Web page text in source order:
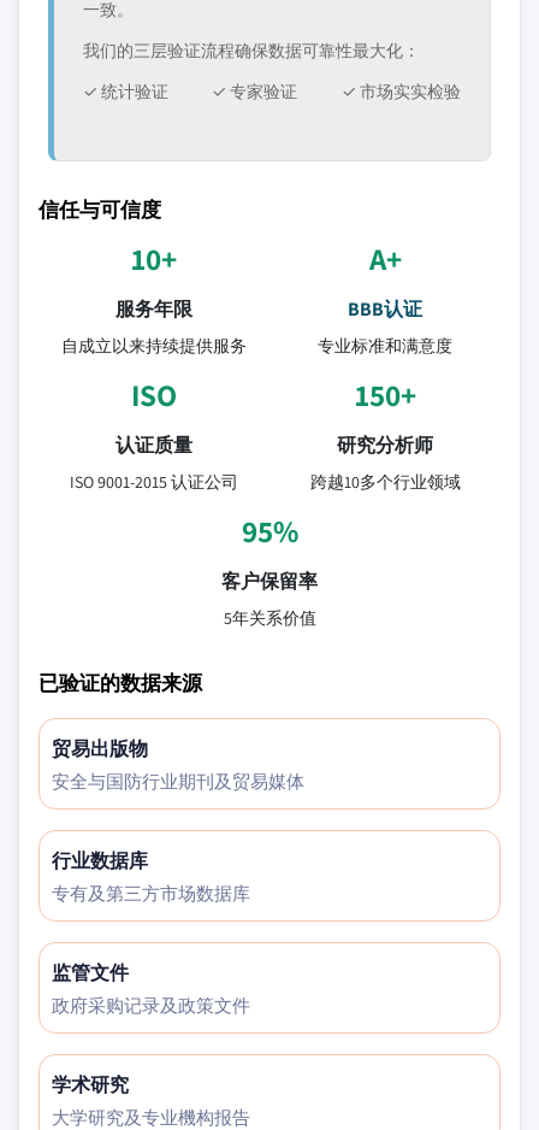
一致。
我们的三层验证流程确保数据可靠性最大化：
✓ 统计验证
✓ 专家验证 ✓ 市场实实检验
信任与可信度
10+
服务年限
自成立以来持续提供服务
A+
BBB认证
专业标准和满意度
ISO
认证质量
ISO 9001-2015 认证公司
150+
研究分析师
跨越10多个行业领域
95%
客户保留率
5年关系价值
已验证的数据来源
贸易出版物
安全与国防行业期刊及贸易媒体
行业数据库
专有及第三方市场数据库
监管文件
政府采购记录及政策文件
学术研究
大学研究及专业機构报告